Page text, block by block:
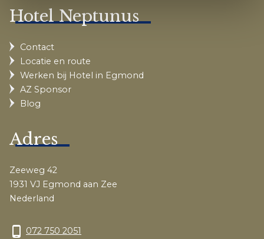
Hotel Neptunus
Contact
Locatie en route
Werken bij Hotel in Egmond
AZ Sponsor
Blog
Adres
Zeeweg 42
1931 VJ Egmond aan Zee
Nederland
phone_android 072 750 2051